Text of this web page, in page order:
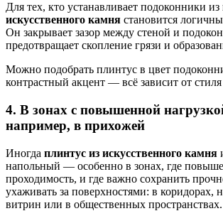
Для тех, кто устанавливает подоконники из
искусственного камня становится
Он закрывает зазор между стеной и
предотвращает скопление грязи и
Можно подобрать плинтус в цвет
контрастный акцент — всё зависит от стиля
4. В зонах с повышенной
например, в прихожей
Иногда плинтус из искусственного камня
напольный — особенно в зонах, где
проходимость, и где важно сохранить
ухаживать за поверхностями: в коридорах,
витрин или в общественных пространствах.